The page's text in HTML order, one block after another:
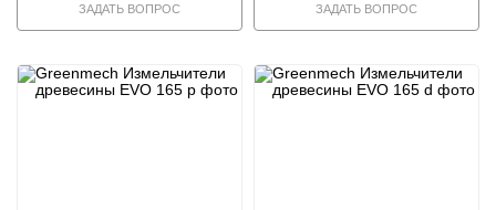
ЗАДАТЬ ВОПРОС ЗАДАТЬ ВОПРОС